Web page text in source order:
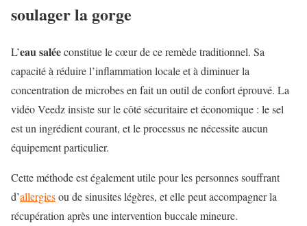
soulager la gorge
L’eau saléeconstitue le cœur de ce remède traditionnel. Sa
capacité à réduire l’inflammation locale et à diminuer la
concentration de microbes en fait un outil de confort éprouvé. La
vidéo Veedz insiste sur le côté sécuritaire et économique : le sel
est un ingrédient courant, et le processus ne nécessite aucun
équipement particulier.
Cette méthode est également utile pour les personnes souffrant
d’allergiesou de sinusites légères, et elle peut accompagner la
récupération après une intervention buccale mineure.